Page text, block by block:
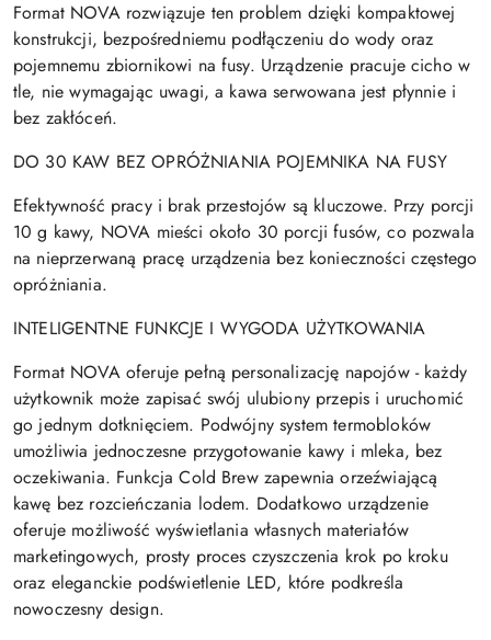
Format NOVA rozwiązuje ten problem dzięki kompaktowej
konstrukcji, bezpośredniemu podłączeniu do wody oraz
pojemnemu zbiornikowi na fusy. Urządzenie pracuje cicho w
tle, nie wymagając uwagi, a kawa serwowana jest płynnie i
bez zakłóceń.
DO 30 KAW BEZ OPRÓŻNIANIA POJEMNIKA NA FUSY
Efektywność pracy i brak przestojów są kluczowe. Przy porcji
10 g kawy, NOVA mieści około 30 porcji fusów, co pozwala
na nieprzerwaną pracę urządzenia bez konieczności częstego
opróżniania.
INTELIGENTNE FUNKCJE I WYGODA UŻYTKOWANIA
Format NOVA oferuje pełną personalizację napojów - każdy
użytkownik może zapisać swój ulubiony przepis i uruchomić
go jednym dotknięciem. Podwójny system termobloków
umożliwia jednoczesne przygotowanie kawy i mleka, bez
oczekiwania. Funkcja Cold Brew zapewnia orzeźwiającą
kawę bez rozcieńczania lodem. Dodatkowo urządzenie
oferuje możliwość wyświetlania własnych materiałów
marketingowych, prosty proces czyszczenia krok po kroku
oraz eleganckie podświetlenie LED, które podkreśla
nowoczesny design.